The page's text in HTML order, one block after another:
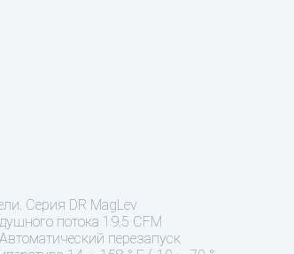
Серия DR MagLev
потока 19.5 CFM
перезапуск